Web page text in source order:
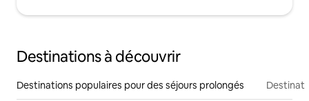
Destinations à découvrir
Destinations populaires pour des séjours prolongés